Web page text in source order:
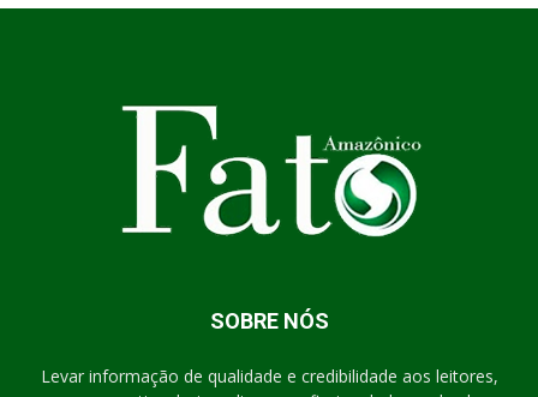
SOBRE NÓS
Levar informação de qualidade e credibilidade aos leitores,